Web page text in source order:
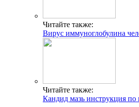
Читайте также:
Вирус иммуноглобулина
Читайте также:
Кандид мазь инструкция